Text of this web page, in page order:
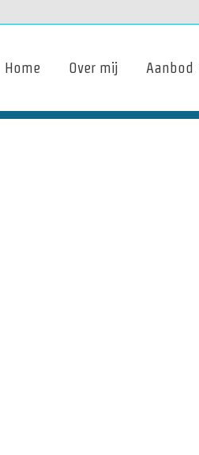
Home Over mij Aanbod